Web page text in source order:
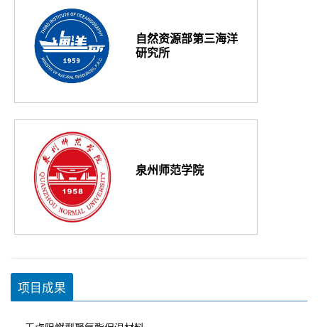
自然资源部第三海洋
研究所
泉州师范学院
项目成果